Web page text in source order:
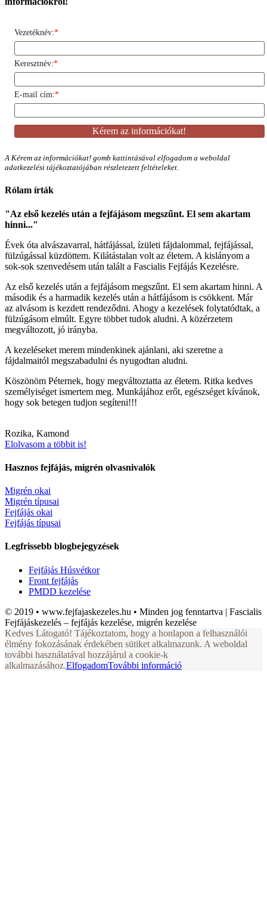
Vezetéknév:*
Keresztnév:*
E-mail cím:*
A Kérem az információkat! gomb kattintásával elfogadom a weboldal
adatkezelési tájékoztatójában részletezett feltételeket.
Rólam írták
"Az első kezelés után a fejfájásom megszűnt. El sem akartam
hinni..."
Évek óta alvászavarral, hátfájással, ízületi fájdalommal, fejfájással,
fülzúgással küzdöttem. Kilátástalan volt az életem. A kislányom a
sok-sok szenvedésem után talált a Fascialis Fejfájás Kezelésre.
Az első kezelés után a fejfájásom megszűnt. El sem akartam hinni. A
második és a harmadik kezelés után a hátfájásom is csökkent. Már
az alvásom is kezdett rendeződni. Ahogy a kezelések folytatódtak, a
fülzúgásom elmúlt. Egyre többet tudok aludni. A közérzetem
megváltozott, jó irányba.
A kezeléseket merem mindenkinek ajánlani, aki szeretne a
fájdalmaitól megszabadulni és nyugodtan aludni.
Köszönöm Péternek, hogy megváltoztatta az életem. Ritka kedves
személyiséget ismertem meg. Munkájához erőt, egészséget kívánok,
hogy sok betegen tudjon segíteni!!!
Rozika, Kamond
Elolvasom a többit is!
Hasznos fejfájás, migrén olvasnivalók
Migrén okai
Migrén típusai
Fejfájás okai
Fejfájás típusai
Legfrissebb blogbejegyzések
Fejfájás Húsvétkor
Front fejfájás
PMDD kezelése
© 2019 • www.fejfajaskezeles.hu • Minden jog fenntartva | Fascialis
Fejfájáskezelés – fejfájás kezelése, migrén kezelése
Kedves Látogató! Tájékoztatom, hogy a honlapon a felhasználói
élmény fokozásának érdekében sütiket alkalmazunk. A weboldal
további használatával hozzájárul a cookie-k
alkalmazásához.ElfogadomTovábbi információ